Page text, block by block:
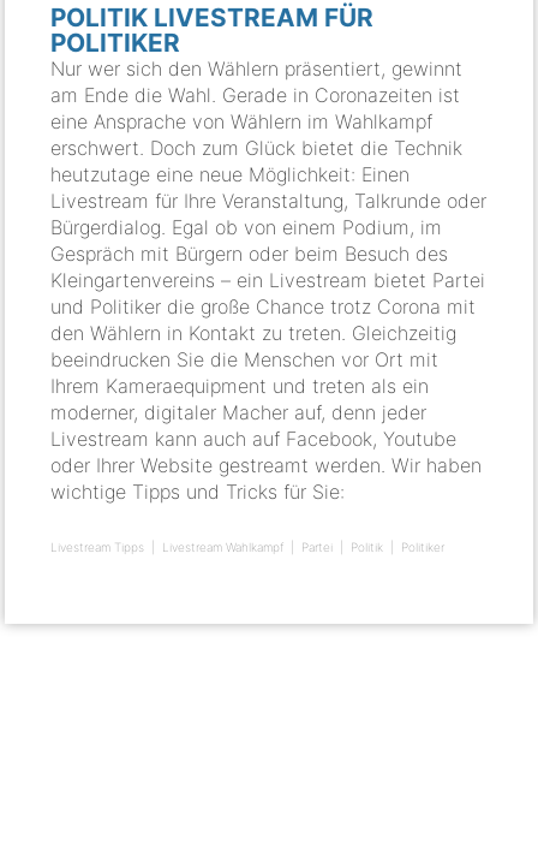
POLITIK LIVESTREAM FÜR
POLITIKER
Nur wer sich den Wählern präsentiert, gewinnt
am Ende die Wahl. Gerade in Coronazeiten ist
eine Ansprache von Wählern im Wahlkampf
erschwert. Doch zum Glück bietet die Technik
heutzutage eine neue Möglichkeit: Einen
Livestream für Ihre Veranstaltung, Talkrunde oder
Bürgerdialog. Egal ob von einem Podium, im
Gespräch mit Bürgern oder beim Besuch des
Kleingartenvereins – ein Livestream bietet Partei
und Politiker die große Chance trotz Corona mit
den Wählern in Kontakt zu treten. Gleichzeitig
beeindrucken Sie die Menschen vor Ort mit
Ihrem Kameraequipment und treten als ein
moderner, digitaler Macher auf, denn jeder
Livestream kann auch auf Facebook, Youtube
oder Ihrer Website gestreamt werden. Wir haben
wichtige Tipps und Tricks für Sie:
Livestream Tipps Livestream Wahlkampf Partei Politik Politiker